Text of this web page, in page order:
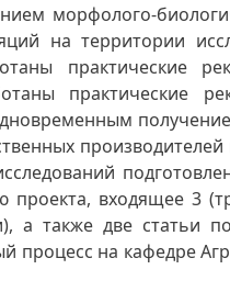
морфолого-
на территории
практические
практические
входящее 3
а также две статьи
процесс на кафедре